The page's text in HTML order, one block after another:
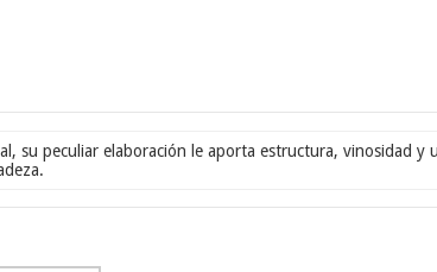
su peculiar elaboración le aporta estructura, vinosidad y